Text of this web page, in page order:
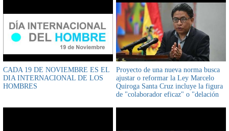
CADA 19 DE NOVIEMBRE ES EL
DIA INTERNACIONAL DE LOS
HOMBRES
Proyecto de una nueva norma busca
ajustar o reformar la Ley Marcelo
Quiroga Santa Cruz incluye la figura
de "colaborador eficaz" o "delación